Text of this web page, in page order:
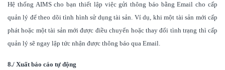
Hệ thống AIMS cho bạn thiết lập việc gửi thông báo bằng Email cho cấp
quản lý để theo dõi tình hình sử dụng tài sản. Ví dụ, khi một tài sản mới cấp
phát hoặc một tài sản mới được điều chuyển hoặc thay đổi tình trạng thì cấp
quản lý sẽ ngay lập tức nhận được thông báo qua Email.
8./ Xuất báo cáo tự động